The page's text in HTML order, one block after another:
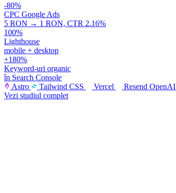
-80%
CPC Google Ads
5 RON → 1 RON, CTR 2.16%
100%
Lighthouse
mobile + desktop
+180%
Keyword-uri organic
în Search Console
Astro
Tailwind CSS Vercel Resend OpenAI
Vezi studiul complet